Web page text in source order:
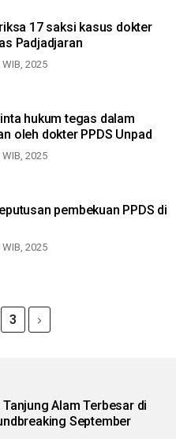
17 saksi kasus dokter
Padjadjaran
2025
hukum tegas dalam
oleh dokter PPDS Unpad
2025
pembekuan PPDS di
2025
3
Alam Terbesar di
September